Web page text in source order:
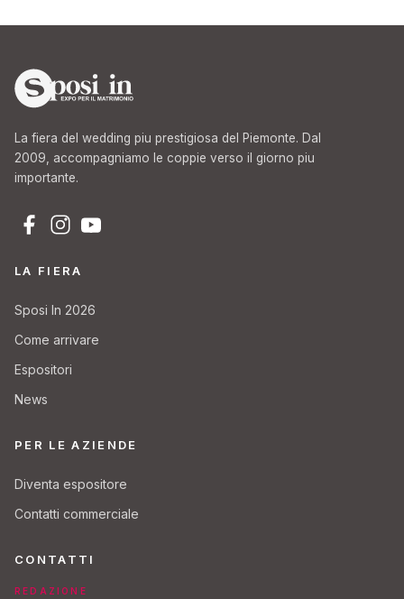
La fiera del wedding piu prestigiosa del Piemonte. Dal
2009, accompagniamo le coppie verso il giorno piu
importante.
LA FIERA
Sposi In 2026
Come arrivare
Espositori
News
PER LE AZIENDE
Diventa espositore
Contatti commerciale
CONTATTI
REDAZIONE